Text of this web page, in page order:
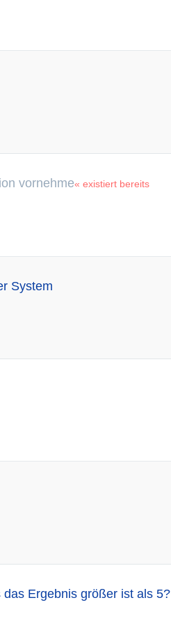
vornehme« existiert bereits
System
Ergebnis größer ist als 5?